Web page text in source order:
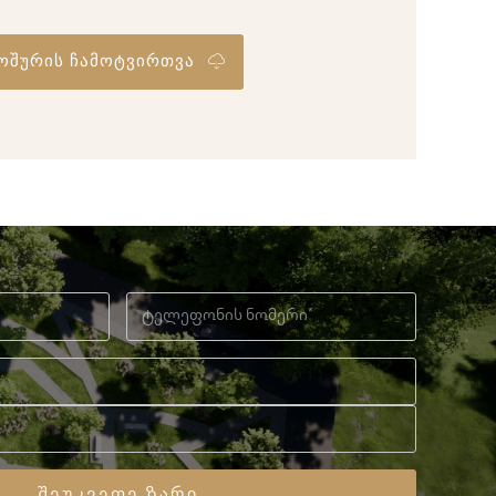
ჩამოტვირთვა